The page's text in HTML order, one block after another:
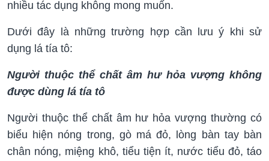
nhiều tác dụng không mong muốn.
Dưới đây là những trường hợp cần lưu ý khi sử
dụng lá tía tô:
Người thuộc thể chất âm hư hỏa vượng không
được dùng lá tía tô
Người thuộc thể chất âm hư hỏa vượng thường có
biểu hiện nóng trong, gò má đỏ, lòng bàn tay bàn
chân nóng, miệng khô, tiểu tiện ít, nước tiểu đỏ, táo